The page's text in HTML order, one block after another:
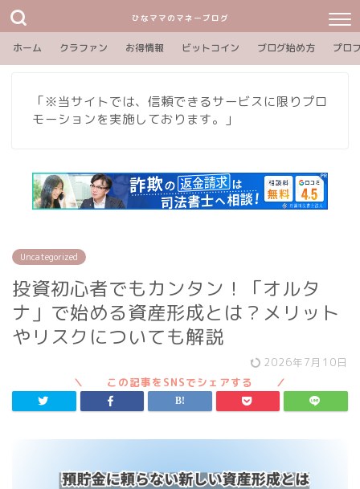
ひなママのマネーブログ
ホーム クラファン お得情報 ビットコイン ブログ始め方 プロ
「※当サイトでは、信頼できるサービスに限りプロ
モーションを実施しております。」
Uncategorized
投資初心者でもカンタン！「オルタ
ナ」で始める資産形成とは？メリット
やリスクについても解説
2026年7月10日